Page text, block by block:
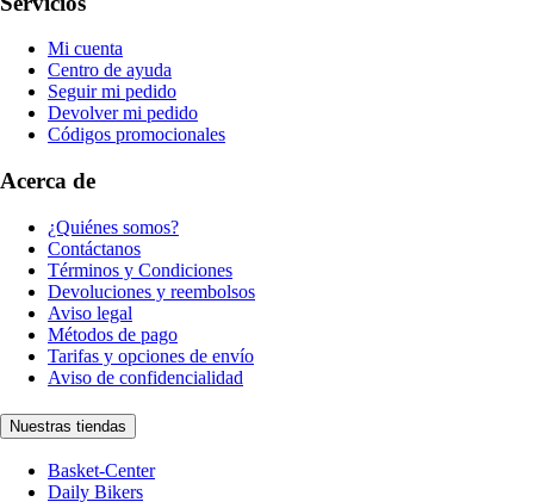
Mi cuenta
Centro de ayuda
Seguir mi pedido
Devolver mi pedido
Códigos promocionales
Acerca de
¿Quiénes somos?
Contáctanos
Términos y Condiciones
Devoluciones y reembolsos
Aviso legal
Métodos de pago
Tarifas y opciones de envío
Aviso de confidencialidad
Nuestras tiendas
Basket-Center
Daily Bikers